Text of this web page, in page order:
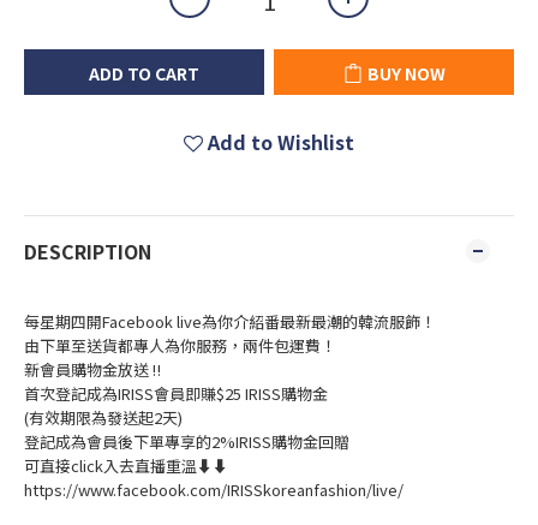
ADD TO CART BUY NOW
Add to Wishlist
DESCRIPTION
每星期四開Facebook live為你介紹番最新最潮的韓流服飾！
由下單至送貨都專人為你服務，兩件包運費！
新會員購物金放送 ‼️
首次登記成為IRISS會員即賺$25 IRISS購物金
(有效期限為發送起2天)
登記成為會員後下單專享的2%IRISS購物金回贈
可直接click入去直播重溫⬇⬇
https://www.facebook.com/IRISSkoreanfashion/live/